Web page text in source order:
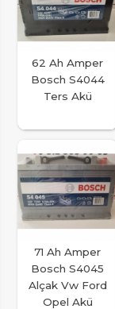
62 Ah Amper
Bosch S4044
Ters Akü
71 Ah Amper
Bosch S4045
Alçak Vw Ford
Opel Akü